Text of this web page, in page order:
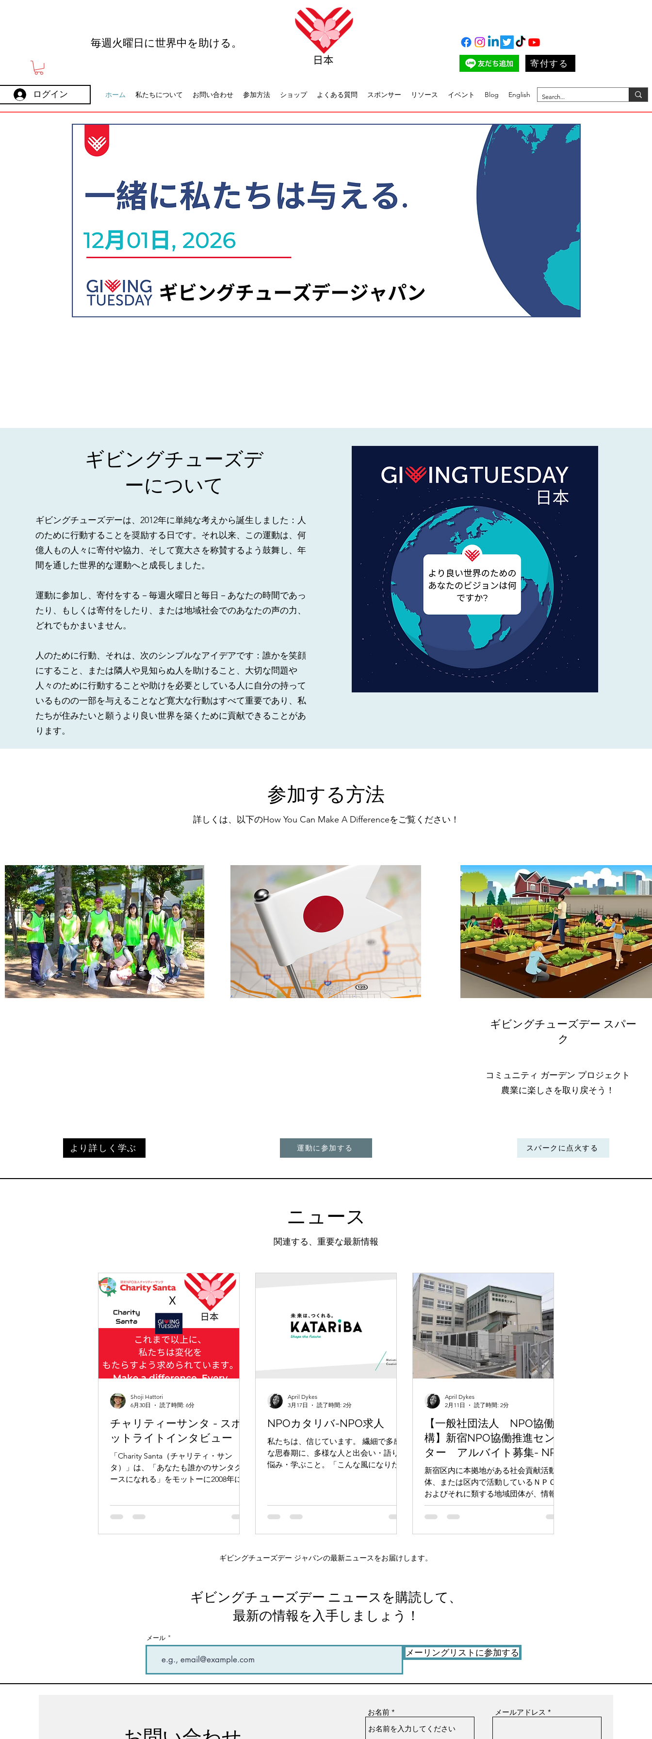
寄付する
毎週火曜日に世界中を助ける。
ログイン ホーム 私たちについて お問い合わせ 参加方法 ショップ よくある質問 スポンサー リソース イベント Blog English
ギビングチューズデ
ーについて
ギビングチューズデーは、2012年に単純な考えから誕生しました：人
のために行動することを奨励する日です。それ以来、この運動は、何
億人もの人々に寄付や協力、そして寛大さを称賛するよう鼓舞し、年
間を通した世界的な運動へと成長しました。
運動に参加し、寄付をする－毎週火曜日と毎日－あなたの時間であっ
たり、もしくは寄付をしたり、または地域社会でのあなたの声の力、
どれでもかまいません。
人のために行動、それは、次のシンプルなアイデアです：誰かを笑顔
にすること、または隣人や見知らぬ人を助けること、大切な問題や
人々のために行動することや助けを必要としている人に自分の持って
いるものの一部を与えることなど寛大な行動はすべて重要であり、私
たちが住みたいと願うより良い世界を築くために貢献できることがあ
ります。
参加する方法
詳しくは、以下のHow You Can Make A Differenceをご覧ください！
より詳しく学ぶ 運動に参加する
ギビングチューズデー スパー
ク
コミュニティ ガーデン プロジェクト
農業に楽しさを取り戻そう！
スパークに点火する
ニュース
関連する、重要な最新情報
チャリティーサンタ - スポ
ットライトインタビュー
「Charity Santa（チャリティ・サン
タ）」は、「あなたも誰かのサンタクロ
ースになれる」をモットーに2008年に設
大切な思い出を作ってもらうことを使命
Shoji Hattori
6月30日
読了時間: 6分
NPOカタリバ-NPO求人
私たちは、信じています。 繊細で多感
な思春期に、多様な人と出会い・語り・
悩み・学ぶこと。「こんな風になりた
April Dykes
3月17日
読了時間: 2分
【一般社団法人 NPO協働機
構】新宿NPO協働推進セン
ター アルバイト募集- NPO
求人
新宿区内に本拠地がある社会貢献活動団
体、または区内で活動しているＮＰＯ、
およびそれに類する地域団体が、情報共
有・連携・協力して団体活動の充実と安
定、発展を図り、豊かで住みよい「新
理・運営を行っています。
April Dykes
2月11日
読了時間: 2分
ギビングチューズデー ジャパンの最新ニュースをお届けします。
ギビングチューズデー ニュースを購読して、
最新の情報を入手しましょう！
メール
メーリングリストに参加する
お名前 メールアドレス